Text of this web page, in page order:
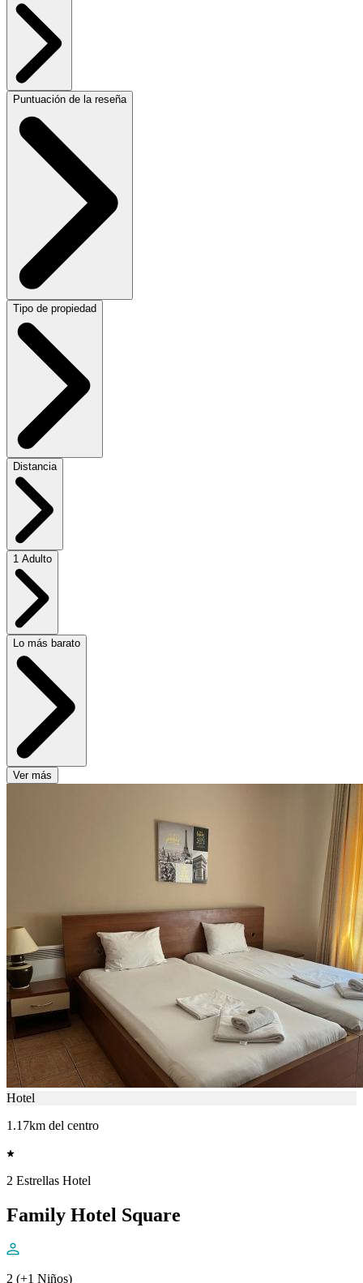
Puntuación de la reseña
Tipo de propiedad
Distancia
1 Adulto
Lo más barato
Ver más
Hotel
1.17km del centro
2 Estrellas Hotel
Family Hotel Square
2 (+1 Niños)